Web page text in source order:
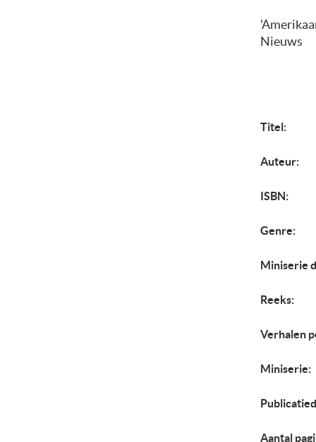
Nieuws
Titel:
Auteur:
ISBN:
Genre:
Miniserie
Reeks:
Verhalen
Miniserie:
Aantal